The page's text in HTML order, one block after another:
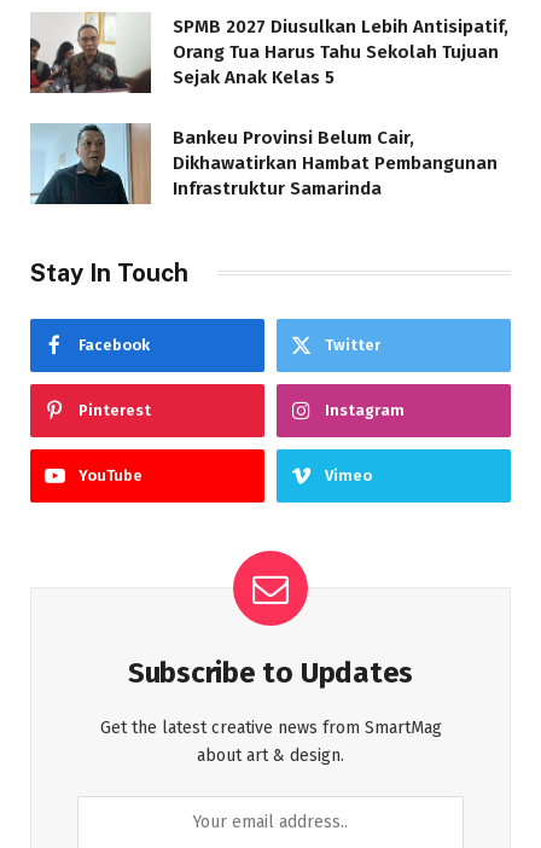
SPMB 2027 Diusulkan Lebih Antisipatif,
Orang Tua Harus Tahu Sekolah Tujuan
Sejak Anak Kelas 5
Bankeu Provinsi Belum Cair,
Dikhawatirkan Hambat Pembangunan
Infrastruktur Samarinda
Stay In Touch
Facebook Twitter
Pinterest Instagram
YouTube Vimeo
Subscribe to Updates
Get the latest creative news from SmartMag
about art & design.